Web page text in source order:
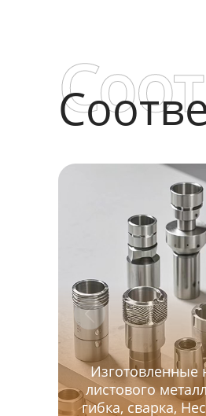
Изготовленные
листового
гибка, сварка,